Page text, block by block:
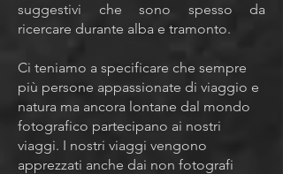
suggestivi che sono spesso da
ricercare durante alba e tramonto.
Ci teniamo a specificare che sempre
più persone appassionate di viaggio e
natura ma ancora lontane dal mondo
fotografico partecipano ai nostri
viaggi. I nostri viaggi vengono
apprezzati anche dai non fotografi